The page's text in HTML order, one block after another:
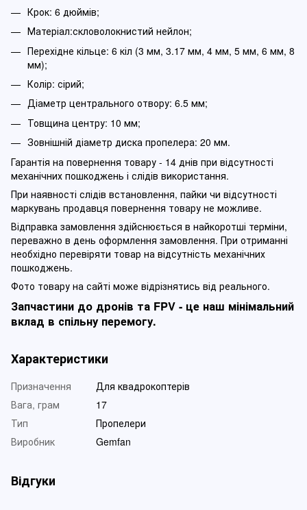
Крок: 6 дюймів;
Матеріал:скловолокнистий нейлон;
Перехідне кільце: 6 кіл (3 мм, 3.17 мм, 4 мм, 5 мм, 6 мм, 8
мм);
Колір: сірий;
Діаметр центрального отвору: 6.5 мм;
Товщина центру: 10 мм;
Зовнішній діаметр диска пропелера: 20 мм.
Гарантія на повернення товару - 14 днів при відсутності
механічних пошкоджень і слідів використання.
При наявності слідів встановлення, пайки чи відсутності
маркувань продавця повернення товару не можливе.
Відправка замовлення здійснюється в найкоротші терміни,
переважно в день оформлення замовлення. При отриманні
необхідно перевіряти товар на відсутність механічних
пошкоджень.
Фото товару на сайті може відрізнятись від реального.
Запчастини до дронів та FPV - це наш мінімальний
вклад в спільну перемогу.
Характеристики
Призначення
Для квадрокоптерів
Вага, грам
17
Тип
Пропелери
Виробник
Gemfan
Відгуки